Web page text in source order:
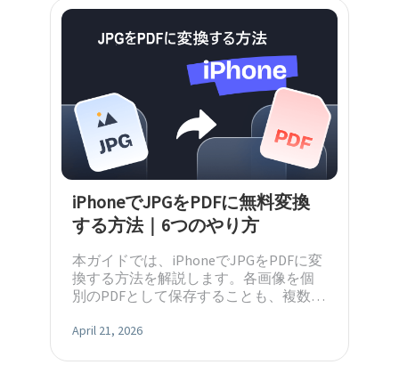
iPhoneでJPGをPDFに無料変換
する方法｜6つのやり方
本ガイドでは、iPhoneでJPGをPDFに変
換する方法を解説します。各画像を個
別のPDFとして保存することも、複数の
とも可能です。
April 21, 2026